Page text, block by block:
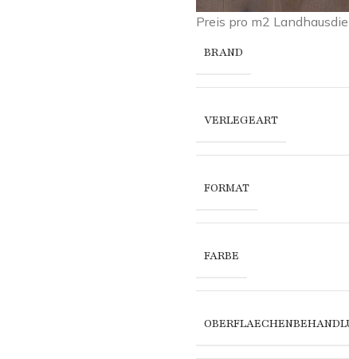
Preis pro m2
BRAND
VERLEGEART
FORMAT
FARBE